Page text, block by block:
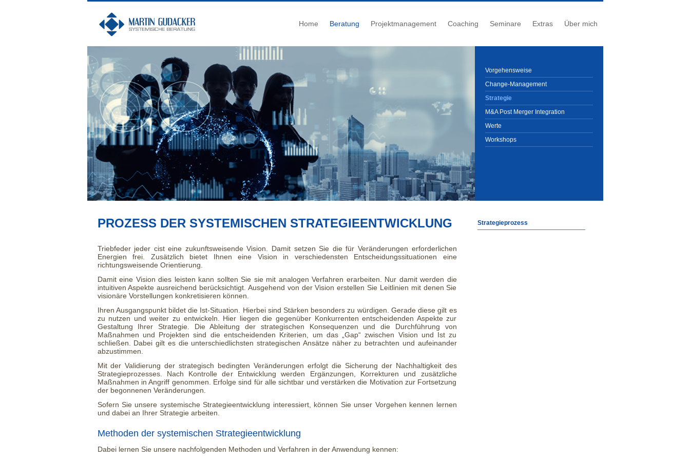
Home Beratung Projektmanagement Coaching Seminare Extras Über mich
Vorgehensweise
Change-Management
Strategie
M&A Post Merger Integration
Werte
Workshops
PROZESS DER SYSTEMISCHEN STRATEGIEENTWICKLUNG
Triebfeder jeder cist eine zukunftsweisende Vision. Damit setzen Sie die für Veränderungen erforderlichen
Energien frei. Zusätzlich bietet Ihnen eine Vision in verschiedensten Entscheidungssituationen eine
richtungsweisende Orientierung.
Damit eine Vision dies leisten kann sollten Sie sie mit analogen Verfahren erarbeiten. Nur damit werden die
intuitiven Aspekte ausreichend berücksichtigt. Ausgehend von der Vision erstellen Sie Leitlinien mit denen Sie
visionäre Vorstellungen konkretisieren können.
Ihren Ausgangspunkt bildet die Ist-Situation. Hierbei sind Stärken besonders zu würdigen. Gerade diese gilt es
zu nutzen und weiter zu entwickeln. Hier liegen die gegenüber Konkurrenten entscheidenden Aspekte zur
Gestaltung Ihrer Strategie. Die Ableitung der strategischen Konsequenzen und die Durchführung von
Maßnahmen und Projekten sind die entscheidenden Kriterien, um das „Gap“ zwischen Vision und Ist zu
schließen. Dabei gilt es die unterschiedlichsten strategischen Ansätze näher zu betrachten und aufeinander
abzustimmen.
Mit der Validierung der strategisch bedingten Veränderungen erfolgt die Sicherung der Nachhaltigkeit des
Strategieprozesses. Nach Kontrolle der Entwicklung werden Ergänzungen, Korrekturen und zusätzliche
Maßnahmen in Angriff genommen. Erfolge sind für alle sichtbar und verstärken die Motivation zur Fortsetzung
der begonnenen Veränderungen.
Sofern Sie unsere systemische Strategieentwicklung interessiert, können Sie unser Vorgehen kennen lernen
und dabei an Ihrer Strategie arbeiten.
Methoden der systemischen Strategieentwicklung
Dabei lernen Sie unsere nachfolgenden Methoden und Verfahren in der Anwendung kennen:
Strategieprozess